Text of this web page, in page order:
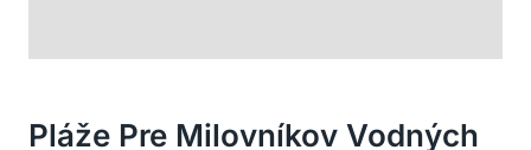
Pláže Pre Milovníkov Vodných